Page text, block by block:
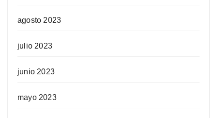
agosto 2023
julio 2023
junio 2023
mayo 2023